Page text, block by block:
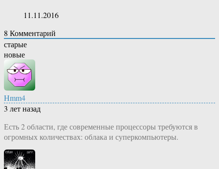
11.11.2016
8 Комментарий
старые
новые
Hmm4
3 лет назад
Есть 2 области, где современные процессоры требуются в
огромных количествах: облака и суперкомпьютеры.